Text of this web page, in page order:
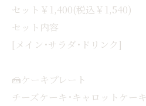
セット￥1,400(税込￥1,540)
セット内容
[メイン･サラダ･ドリンク]
🍰ケーキプレート
チーズケーキ･キャロットケーキ